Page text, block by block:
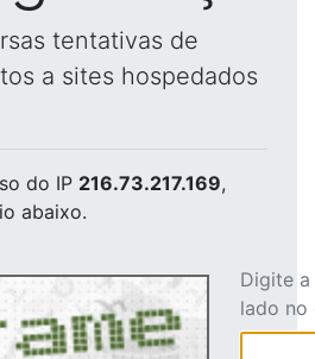
tentativas de
a sites hospedados
do IP 216.73.217.169,
abaixo.
Digite
lado no